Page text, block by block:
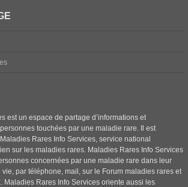
est un espace de partage d’informations et
touchées par une maladie rare. Il est
Rares Info Services, service national
sur les maladies rares. Maladies Rares Info Services
concernées par une maladie rare dans leur
par téléphone, mail, sur le Forum maladies rares et
Maladies Rares Info Services oriente aussi les